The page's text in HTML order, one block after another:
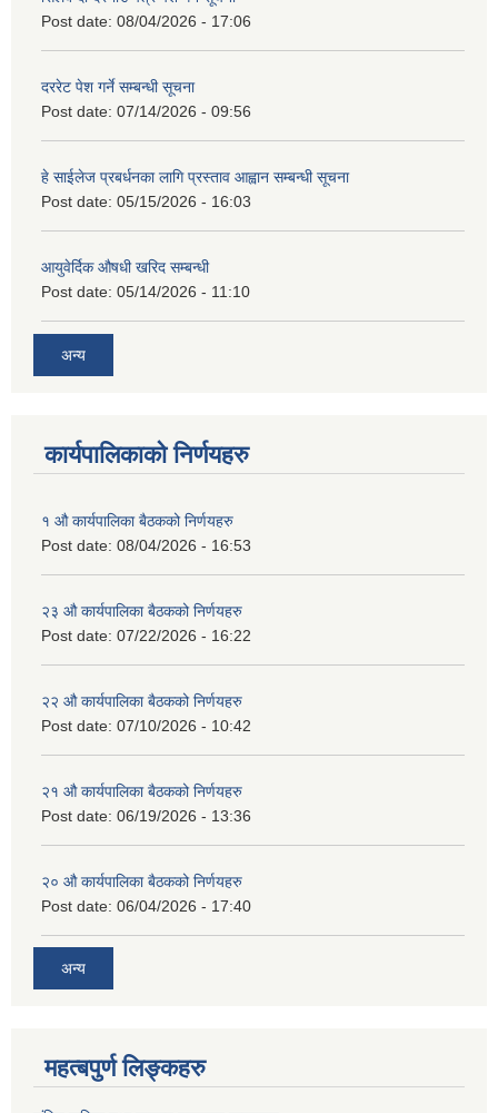
Post date: 08/04/2026 - 17:06
दररेट पेश गर्ने सम्बन्धी सूचना
Post date: 07/14/2026 - 09:56
हे साईलेज प्रबर्धनका लागि प्रस्ताव आह्वान सम्बन्धी सूचना
Post date: 05/15/2026 - 16:03
आयुवेर्दिक औषधी खरिद सम्बन्धी
Post date: 05/14/2026 - 11:10
अन्य
कार्यपालिकाको निर्णयहरु
१ औ कार्यपालिका बैठकको निर्णयहरु
Post date: 08/04/2026 - 16:53
२३ औ कार्यपालिका बैठकको निर्णयहरु
Post date: 07/22/2026 - 16:22
२२ औ कार्यपालिका बैठकको निर्णयहरु
Post date: 07/10/2026 - 10:42
२१ औ कार्यपालिका बैठकको निर्णयहरु
Post date: 06/19/2026 - 13:36
२० औ कार्यपालिका बैठकको निर्णयहरु
Post date: 06/04/2026 - 17:40
अन्य
महत्बपुर्ण लिङ्कहरु